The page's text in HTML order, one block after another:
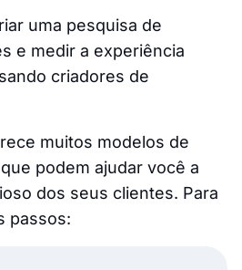
uma pesquisa de
e medir a experiência
criadores de
muitos modelos de
podem ajudar você a
dos seus clientes. Para
passos: